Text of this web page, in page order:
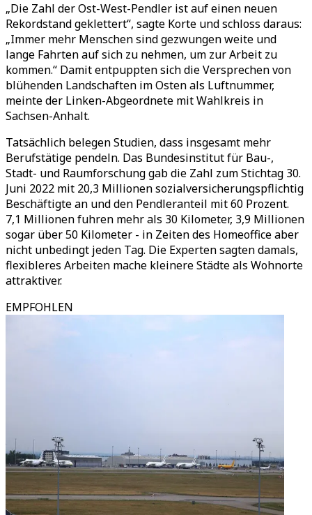
„Die Zahl der Ost-West-Pendler ist auf einen neuen
Rekordstand geklettert“, sagte Korte und schloss daraus:
„Immer mehr Menschen sind gezwungen weite und
lange Fahrten auf sich zu nehmen, um zur Arbeit zu
kommen.“ Damit entpuppten sich die Versprechen von
blühenden Landschaften im Osten als Luftnummer,
meinte der Linken-Abgeordnete mit Wahlkreis in
Sachsen-Anhalt.
Tatsächlich belegen Studien, dass insgesamt mehr
Berufstätige pendeln. Das Bundesinstitut für Bau-,
Stadt- und Raumforschung gab die Zahl zum Stichtag 30.
Juni 2022 mit 20,3 Millionen sozialversicherungspflichtig
Beschäftigte an und den Pendleranteil mit 60 Prozent.
7,1 Millionen fuhren mehr als 30 Kilometer, 3,9 Millionen
sogar über 50 Kilometer - in Zeiten des Homeoffice aber
nicht unbedingt jeden Tag. Die Experten sagten damals,
flexibleres Arbeiten mache kleinere Städte als Wohnorte
attraktiver.
EMPFOHLEN